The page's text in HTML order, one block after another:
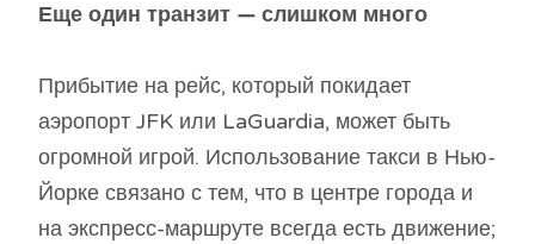
Еще один транзит — слишком много
Прибытие на рейс, который покидает
аэропорт JFK или LaGuardia, может быть
огромной игрой. Использование такси в Нью-
Йорке связано с тем, что в центре города и
на экспресс-маршруте всегда есть движение;